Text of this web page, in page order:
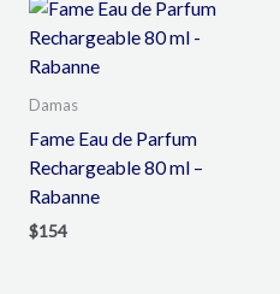
Damas
Fame Eau de Parfum
Rechargeable 80 ml –
Rabanne
$154